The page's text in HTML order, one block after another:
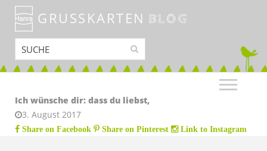
GRUSSKARTEN BLOG
Ich wünsche dir: dass du liebst,
3. August 2017
Share on Facebook Share on Pinterest Link to Instagram